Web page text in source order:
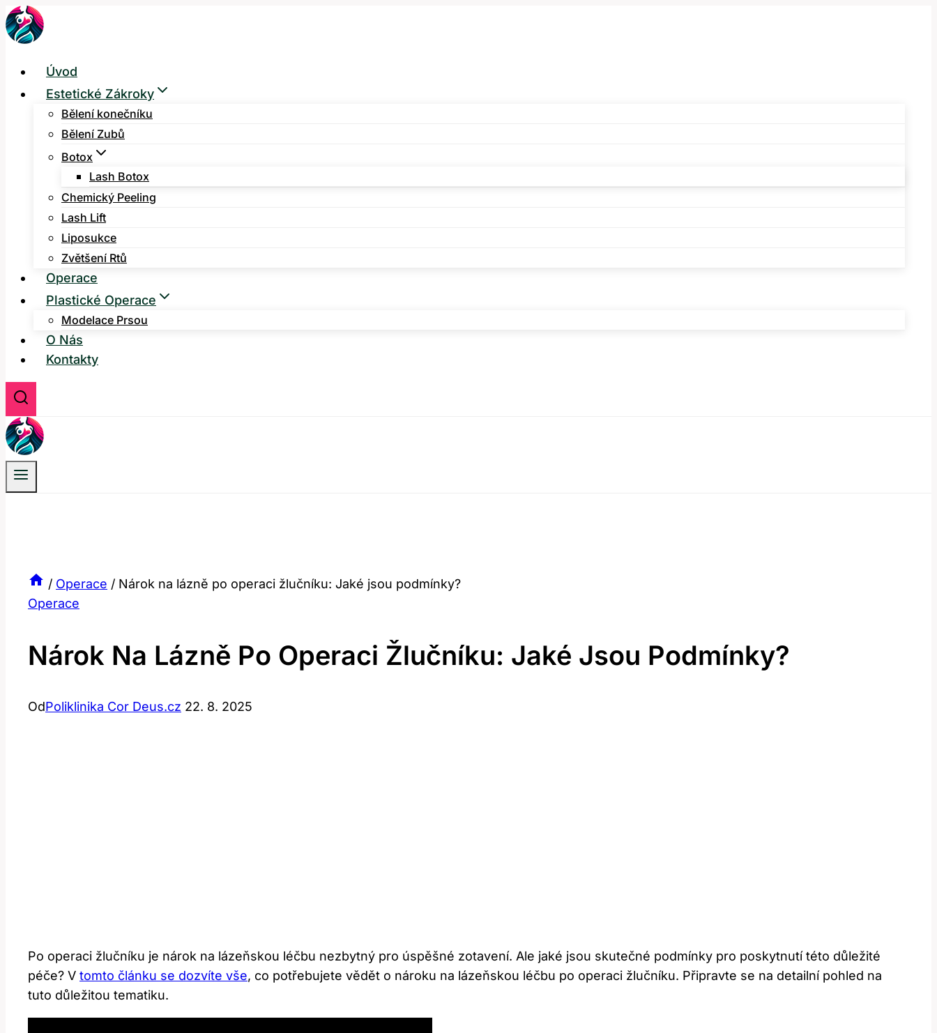
Přeskočit
na
Úvod
Estetické Zákroky
Bělení konečníku
Bělení Zubů
Botox
Lash Botox
Chemický Peeling
Lash Lift
Liposukce
Zvětšení Rtů
Operace
Plastické Operace
Modelace Prsou
O Nás
Kontakty
/ Operace / Nárok na lázně po operaci žlučníku: Jaké jsou podmínky?
Operace
Nárok Na Lázně Po Operaci Žlučníku: Jaké Jsou Podmínky?
OdPoliklinika Cor Deus.cz 22. 8. 2025
Po operaci žlučníku je nárok na lázeňskou léčbu nezbytný pro úspěšné zotavení. Ale jaké jsou skutečné podmínky pro poskytnutí této důležité
péče? V tomto článku se dozvíte vše, co potřebujete vědět o nároku na lázeňskou léčbu po operaci žlučníku. Připravte se na detailní pohled na
tuto důležitou tematiku.